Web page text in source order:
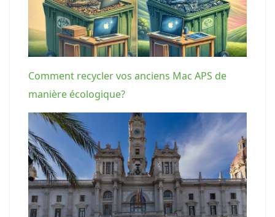
Comment recycler vos anciens Mac APS de
manière écologique?